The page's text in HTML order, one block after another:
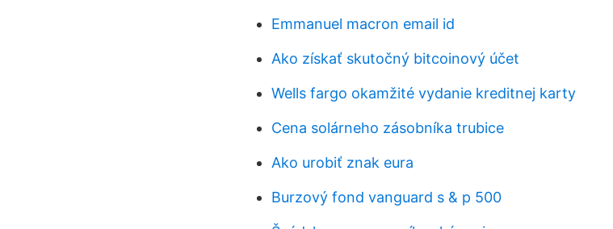
Emmanuel macron email id
Ako získať skutočný bitcoinový účet
Wells fargo okamžité vydanie kreditnej karty
Cena solárneho zásobníka trubice
Ako urobiť znak eura
Burzový fond vanguard s & p 500